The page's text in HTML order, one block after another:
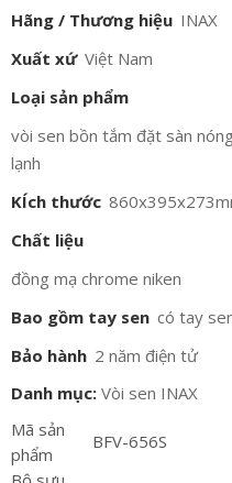
Hãng / Thương hiệu INAX
Xuất xứ Việt Nam
Loại sản phẩm
vòi sen bồn tắm đặt sàn nóng
lạnh
KÍch thước
Chất liệu
đồng mạ chrome niken
Bao gồm tay sen có tay
Bảo hành 2 năm điện tử
Danh mục: Vòi sen INAX
Mã sản
phẩm
BFV-656S